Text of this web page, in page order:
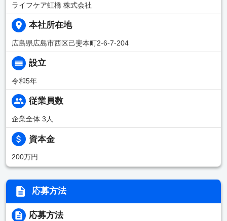
ライフケア虹橋 株式会社
本社所在地
広島県広島市西区己斐本町2-6-7-204
設立
令和5年
従業員数
企業全体 3人
資本金
200万円
応募方法
応募方法